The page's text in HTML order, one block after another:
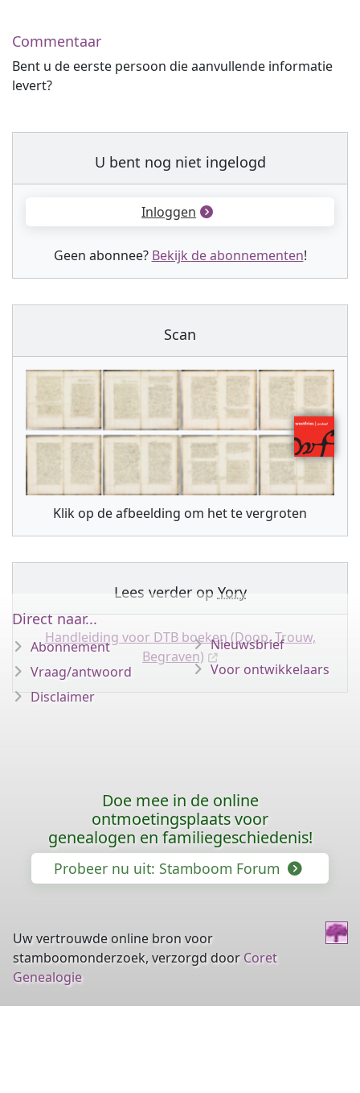
Commentaar
Bent u de eerste persoon die aanvullende informatie
levert?
U bent nog niet ingelogd
Inloggen
Geen abonnee? Bekijk de abonnementen!
Scan
Klik op de afbeelding om het te vergroten
Lees verder op Yory
Handleiding voor DTB boeken (Doop, Trouw,
Begraven)
Direct naar...
Abonnement
Vraag/antwoord
Disclaimer
Nieuwsbrief
Voor ontwikkelaars
Doe mee in de online
ontmoetingsplaats voor
genealogen en familiegeschiedenis!
Probeer nu uit: Stamboom Forum
Uw vertrouwde online bron voor
stamboomonderzoek, verzorgd door Coret
Genealogie